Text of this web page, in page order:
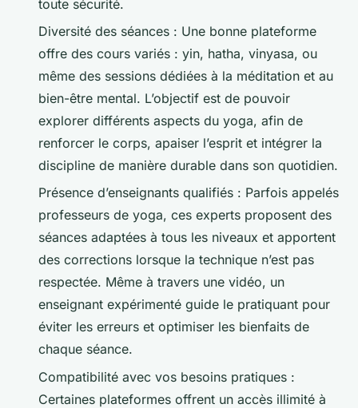
toute sécurité.
Diversité des séances : Une bonne plateforme
offre des cours variés : yin, hatha, vinyasa, ou
même des sessions dédiées à la méditation et au
bien-être mental. L’objectif est de pouvoir
explorer différents aspects du yoga, afin de
renforcer le corps, apaiser l’esprit et intégrer la
discipline de manière durable dans son quotidien.
Présence d’enseignants qualifiés : Parfois appelés
professeurs de yoga, ces experts proposent des
séances adaptées à tous les niveaux et apportent
des corrections lorsque la technique n’est pas
respectée. Même à travers une vidéo, un
enseignant expérimenté guide le pratiquant pour
éviter les erreurs et optimiser les bienfaits de
chaque séance.
Compatibilité avec vos besoins pratiques :
Certaines plateformes offrent un accès illimité à